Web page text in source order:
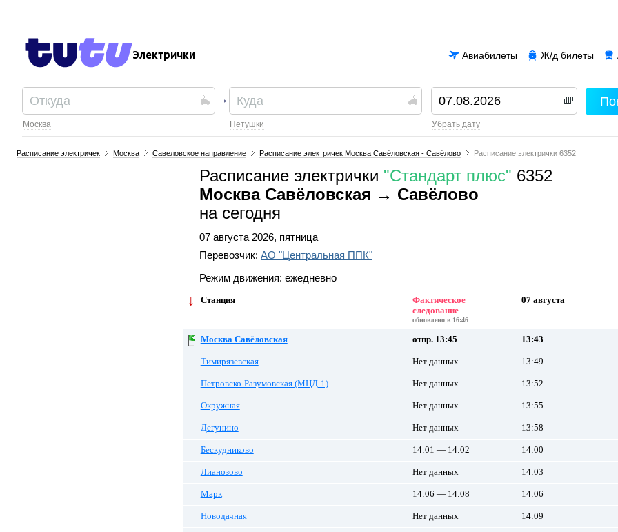
Электрички Ж/д билеты
Авиабилеты
Москва Петушки убрать дату
Расписание электричек Москва Савеловское направление Расписание электричек Москва Савёловская - Савёлово Расписание электрички 6352
Расписание электрички "Стандарт плюс" 6352
Москва Савёловская → Савёлово
на сегодня
07 августа 2026, пятница
Перевозчик: АО "Центральная ППК"
Режим движения: ежедневно
Станция
Фактическое
следование
обновлено в 16:46
07 августа
Москва Савёловская отпр. 13:45 13:43
Тимирязевская Нет данных 13:49
Петровско-Разумовская (МЦД-1) Нет данных 13:52
Окружная Нет данных 13:55
Дегунино Нет данных 13:58
Бескудниково 14:01 — 14:02 14:00
Лианозово Нет данных 14:03
Марк 14:06 — 14:08 14:06
Новодачная Нет данных 14:09